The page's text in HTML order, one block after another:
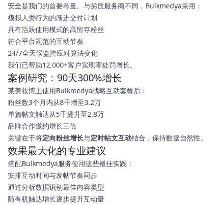
安全是我们的首要考量。与劣质服务商不同，Bulkmedya采用：
模拟人类行为的渐进交付计划
具有活跃使用模式的高留存粉丝
符合平台规范的互动节奏
24/7全天候监控应对算法变化
我们已帮助12,000+客户实现零处罚增长。
案例研究：90天300%增长
某美妆博主使用Bulkmedya战略互动套餐后：
粉丝数3个月内从8千增至3.2万
单篇帖文触达从5千提升至2.8万
品牌合作邀约增长三倍
关键在于将定向粉丝增长与定时帖文互动结合，保持数据自然性。
效果最大化的专业建议
搭配Bulkmedya服务使用这些最佳实践：
安排互动时间与发帖节奏同步
通过分析数据识别最佳内容类型
随有机触达增长逐步提升互动量